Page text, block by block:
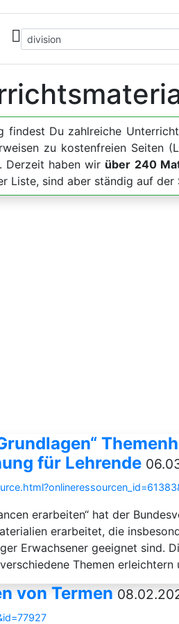
findest Du zahlreiche
zu kostenfreien Seiten
Derzeit haben wir über 240
Liste, sind aber ständig auf der
für Lehrende
erarbeiten“ hat der
erarbeitet, die
Erwachsener geeignet sind.
Themen erleichtern
von Termen